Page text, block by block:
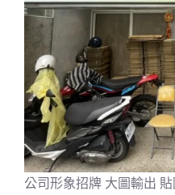
公司形象招牌 大圖輸出